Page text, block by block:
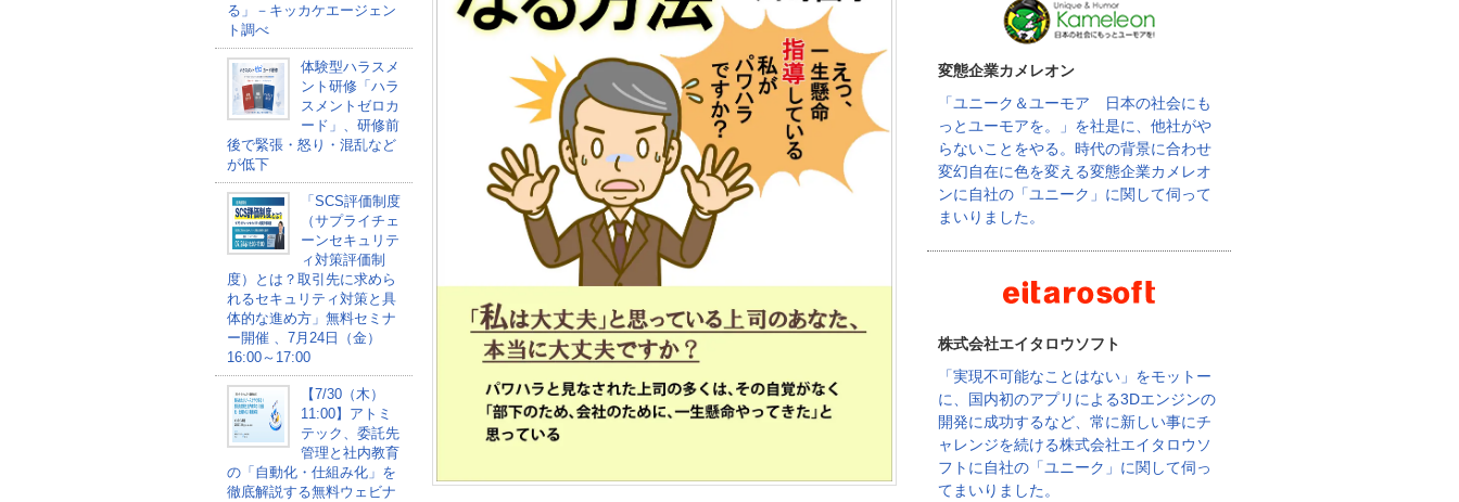
る」－キッカケエージェン
ト調べ
体験型ハラスメ
ント研修「ハラ
スメントゼロカ
ード」、研修前
後で緊張・怒り・混乱など
が低下
「SCS評価制度
（サプライチェ
ーンセキュリテ
ィ対策評価制
度）とは？取引先に求めら
れるセキュリティ対策と具
体的な進め方」無料セミナ
ー開催 、7月24日（金）
16:00～17:00
【7/30（木）
11:00】アトミ
テック、委託先
管理と社内教育
の「自動化・仕組み化」を
徹底解説する無料ウェビナ
変態企業カメレオン
「ユニーク＆ユーモア 日本の社会にも
っとユーモアを。」を社是に、他社がや
らないことをやる。時代の背景に合わせ
変幻自在に色を変える変態企業カメレオ
ンに自社の「ユニーク」に関して伺って
まいりました。
株式会社エイタロウソフト
「実現不可能なことはない」をモットー
に、国内初のアプリによる3Dエンジンの
開発に成功するなど、常に新しい事にチ
ャレンジを続ける株式会社エイタロウソ
フトに自社の「ユニーク」に関して伺っ
てまいりました。